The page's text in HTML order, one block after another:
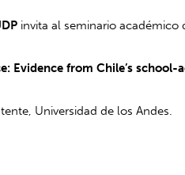
invita al seminario académico
Evidence from Chile’s school-
Universidad de los Andes.